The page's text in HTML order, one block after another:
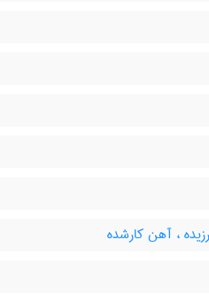
، آهن کارشده